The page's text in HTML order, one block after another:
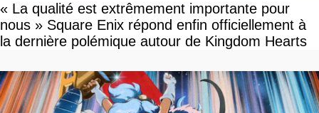
« La qualité est extrêmement importante pour
nous » Square Enix répond enfin officiellement à
la dernière polémique autour de Kingdom Hearts